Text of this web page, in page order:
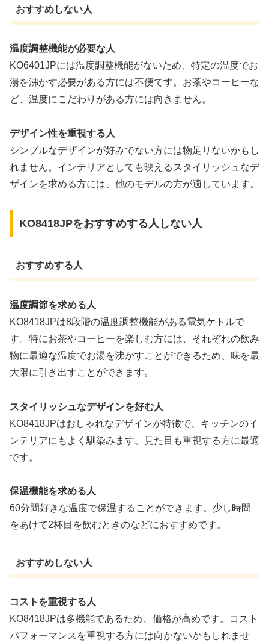
おすすめしない人
温度調整機能が必要な人
KO6401JPには温度調整機能がないため、特定の温度でお
湯を沸かす必要がある方には不便です。お茶やコーヒーな
ど、温度にこだわりがある方には向きません。
デザイン性を重視する人
シンプルなデザインが好みでない方には物足りないかもし
れません。インテリアとしても映えるスタイリッシュなデ
ザインを求める方には、他のモデルの方が適しています。
KO8418JPをおすすめする人しない人
おすすめする人
温度調節を求める人
KO8418JPは8段階の温度調整機能がある電気ケトルで
す。特にお茶やコーヒーを楽しむ方には、それぞれの飲み
物に最適な温度でお湯を沸かすことができるため、味を最
大限に引き出すことができます。
スタイリッシュなデザインを好む人
KO8418JPはおしゃれなデザインが特徴で、キッチンのイ
ンテリアにもよく馴染みます。見た目も重視する方に最適
です。
保温機能を求める人
60分間好きな温度で保温することができます。少し時間
をあけて2杯目を飲むときのなどにおすすめです。
おすすめしない人
コストを重視する人
KO8418JPは多機能であるため、価格が高めです。コスト
パフォーマンスを重視する方には向かないかもしれませ